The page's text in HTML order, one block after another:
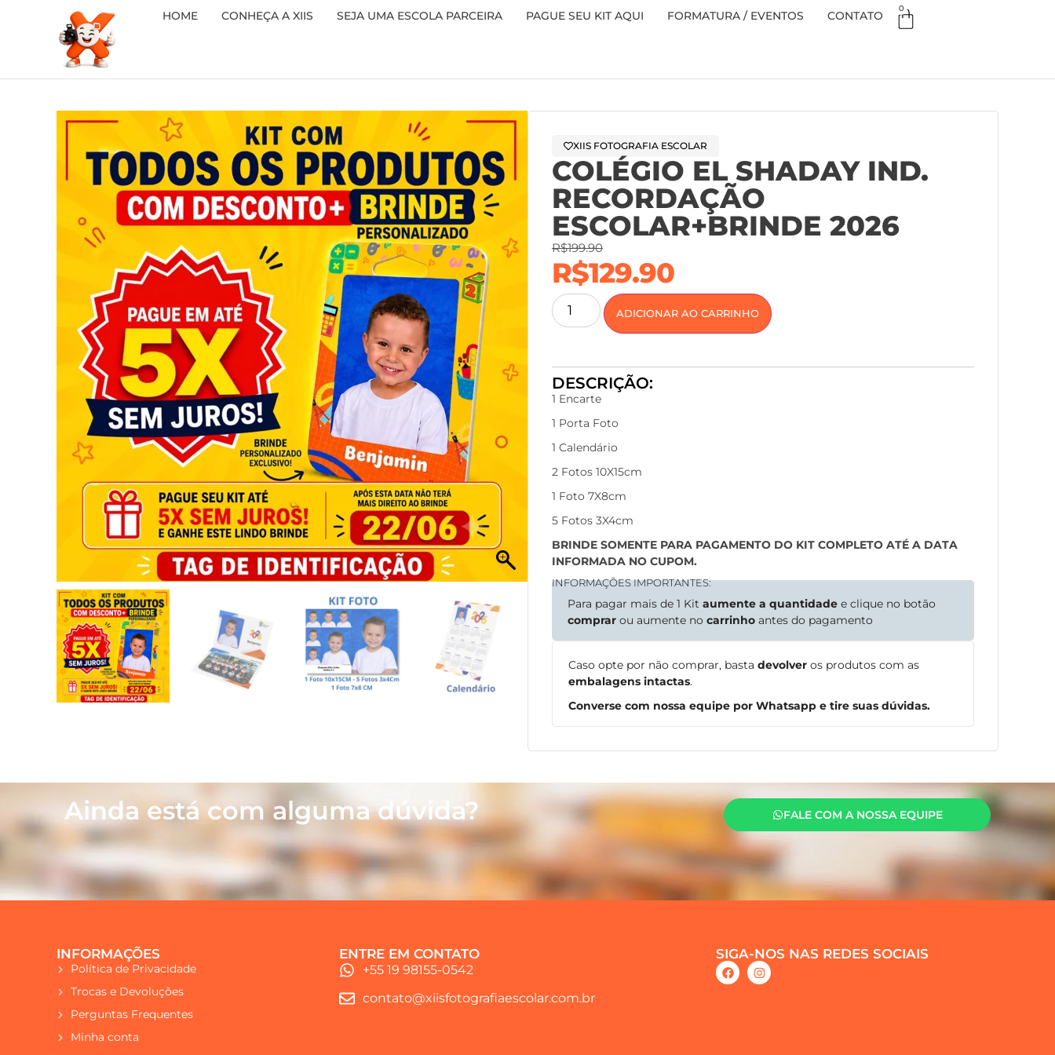
HOME CONHEÇA A XIIS SEJA UMA ESCOLA PARCEIRA PAGUE SEU KIT AQUI FORMATURA / EVENTOS CONTATO
0
XIIS FOTOGRAFIA ESCOLAR
COLÉGIO EL SHADAY IND.
RECORDAÇÃO
ESCOLAR+BRINDE 2026
R$199.90
R$129.90
ADICIONAR AO CARRINHO
DESCRIÇÃO:
1 Encarte
1 Porta Foto
1 Calendário
2 Fotos 10X15cm
1 Foto 7X8cm
5 Fotos 3X4cm
BRINDE SOMENTE PARA PAGAMENTO DO KIT COMPLETO ATÉ A DATA
INFORMADA NO CUPOM.
INFORMAÇÕES IMPORTANTES:
Para pagar mais de 1 Kit aumente a quantidade e clique no botão
comprar ou aumente no carrinho antes do pagamento
Caso opte por não comprar, basta devolver os produtos com as
embalagens intactas.
Converse com nossa equipe por Whatsapp e tire suas dúvidas.
Ainda está com alguma dúvida? FALE COM A NOSSA EQUIPE
INFORMAÇÕES
Política de Privacidade
Trocas e Devoluções
Perguntas Frequentes
Minha conta
ENTRE EM CONTATO
+55 19 98155-0542
contato@xiisfotografiaescolar.com.br
SIGA-NOS NAS REDES SOCIAIS